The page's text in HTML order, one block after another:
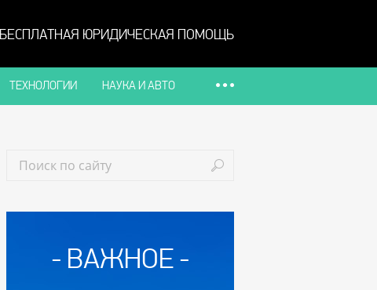
БЕСПЛАТНАЯ ЮРИДИЧЕСКАЯ ПОМОЩЬ
ТЕХНОЛОГИИ НАУКА И АВТО
ВАЖНОЕ